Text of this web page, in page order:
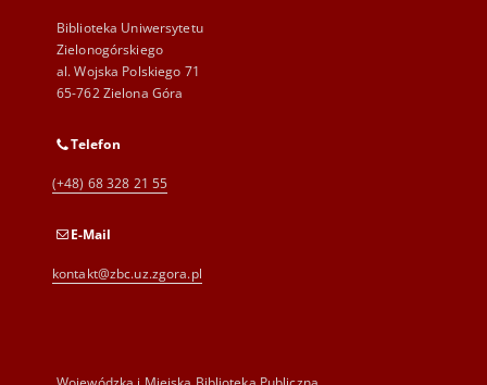
Biblioteka Uniwersytetu
Zielonogórskiego
al. Wojska Polskiego 71
65-762 Zielona Góra
Telefon
(+48) 68 328 21 55
E-Mail
kontakt@zbc.uz.zgora.pl